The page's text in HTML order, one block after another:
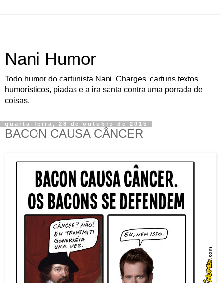
Nani Humor
Todo humor do cartunista Nani. Charges, cartuns,textos
humorísticos, piadas e a ira santa contra uma porrada de
coisas.
quarta-feira, 28 de outubro de 2015
BACON CAUSA CÂNCER